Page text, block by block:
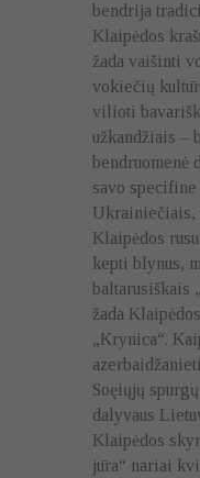
bendrija
Klaipėdos
žada vaišinti
vokiečių
vilioti
užkandžiais –
bendruomenė
savo specifine
Ukrainiečiais,
Klaipėdos
kepti blynus,
baltarusiškais
žada
„Krynica“.
Soęiųjų
dalyvaus
Klaipėdos
jūra“ nariai